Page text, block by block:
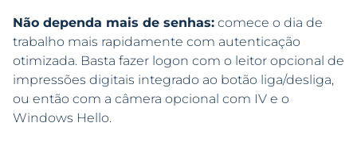
Não dependa mais de senhas: comece o dia de
trabalho mais rapidamente com autenticação
otimizada. Basta fazer logon com o leitor opcional de
impressões digitais integrado ao botão liga/desliga,
ou então com a câmera opcional com IV e o
Windows Hello.